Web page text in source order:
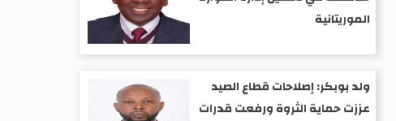
الموريتانية
ولد بوبكر: إصلاحات قطاع الصيد
عززت حماية الثروة ورفعت قدرات